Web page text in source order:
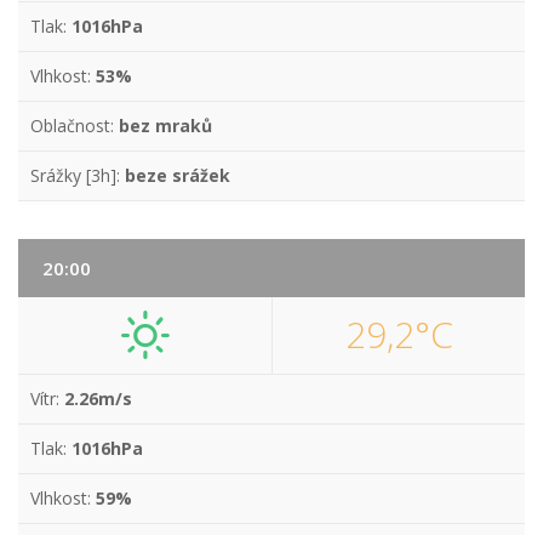
Tlak: 1016hPa
Vlhkost: 53%
Oblačnost: bez mraků
Srážky [3h]: beze srážek
20:00
29,2°C
Vítr: 2.26m/s
Tlak: 1016hPa
Vlhkost: 59%